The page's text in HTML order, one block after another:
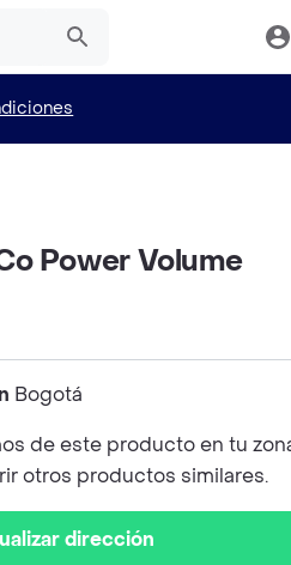
Power Volume
Bogotá
de este producto en tu
otros productos similares.
dirección